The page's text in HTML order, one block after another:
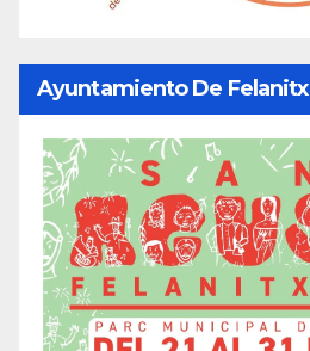
Ayuntamiento De Felanitx